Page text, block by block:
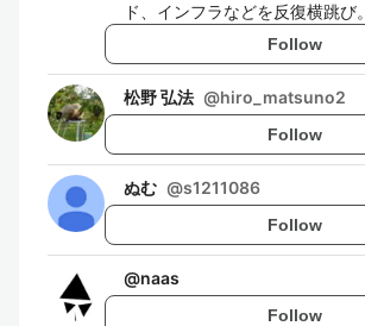
ド、インフラなどを反復横跳び。
Follow
松野 弘法 @hiro_matsuno2
Follow
ぬむ @s1211086
Follow
@naas
Follow